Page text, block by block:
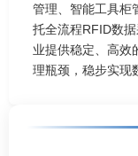
管理、智能工具柜
托全流程RFID数
业提供稳定、高效
理瓶颈，稳步实现